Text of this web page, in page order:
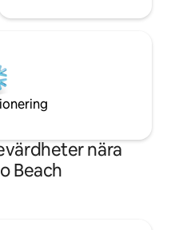
nära
Beach